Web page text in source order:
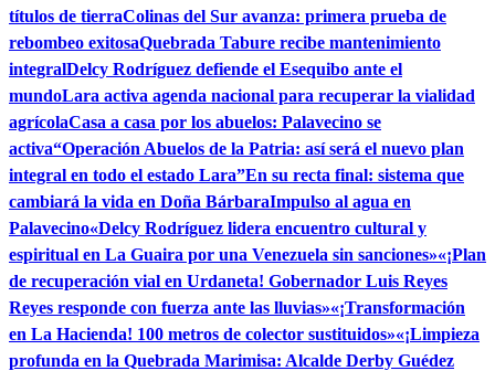
títulos de tierraColinas del Sur avanza: primera prueba de
rebombeo exitosaQuebrada Tabure recibe mantenimiento
integralDelcy Rodríguez defiende el Esequibo ante el
mundoLara activa agenda nacional para recuperar la vialidad
agrícolaCasa a casa por los abuelos: Palavecino se
activa“Operación Abuelos de la Patria: así será el nuevo plan
integral en todo el estado Lara”En su recta final: sistema que
cambiará la vida en Doña BárbaraImpulso al agua en
Palavecino«Delcy Rodríguez lidera encuentro cultural y
espiritual en La Guaira por una Venezuela sin sanciones»«¡Plan
de recuperación vial en Urdaneta! Gobernador Luis Reyes
Reyes responde con fuerza ante las lluvias»«¡Transformación
en La Hacienda! 100 metros de colector sustituidos»«¡Limpieza
profunda en la Quebrada Marimisa: Alcalde Derby Guédez